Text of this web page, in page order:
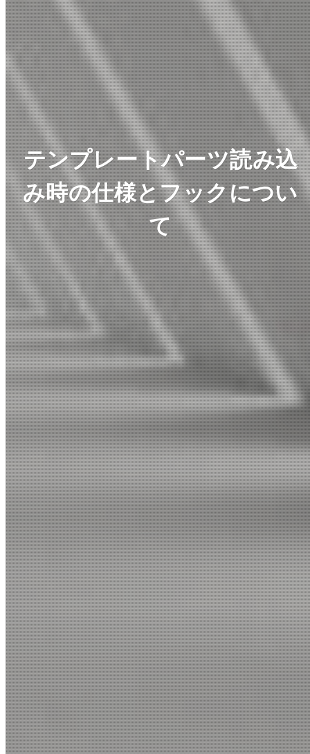
テンプレートパーツ読み込
み時の仕様とフックについ
て